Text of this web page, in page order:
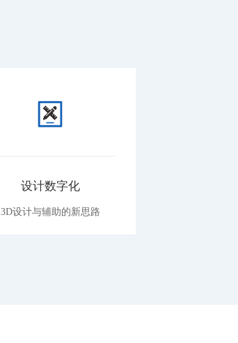
设计数字化
3D设计与辅助的新思路